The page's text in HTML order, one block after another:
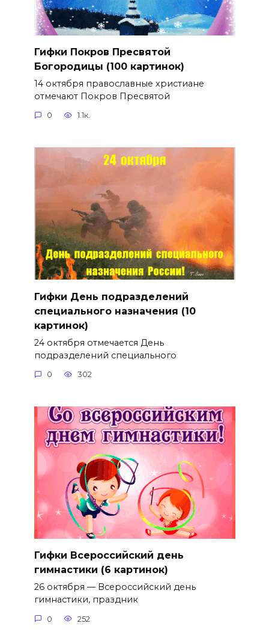
Гифки Покров Пресвятой
Богородицы (100 картинок)
14 октября православные христиане
отмечают Покров Пресвятой
0 1.1к.
Гифки День подразделений
специального назначения (10
картинок)
24 октября отмечается День
подразделений специального
0 302
Гифки Всероссийский день
гимнастики (6 картинок)
26 октября — Всероссийский день
гимнастики, праздник
0 252